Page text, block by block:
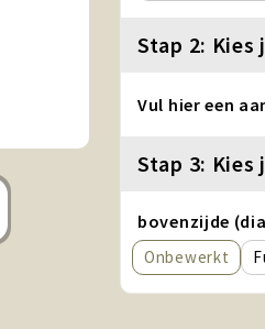
Stap 2: Kies
Vul hier een
Stap 3: Kies
bovenzijde
Onbewerkt